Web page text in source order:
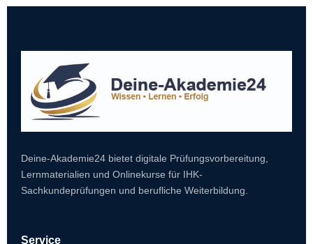
Deine-Akademie24 bietet digitale Prüfungsvorbereitung,
Lernmaterialien und Onlinekurse für IHK-
Sachkundeprüfungen und berufliche Weiterbildung.
Service